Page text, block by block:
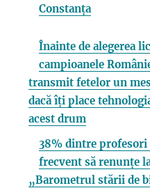
Constanța
Înainte de alegerea
campioanele
transmit fetelor un
dacă îți place
acest drum
38% dintre profesori
frecvent să renunțe
„Barometrul stării de